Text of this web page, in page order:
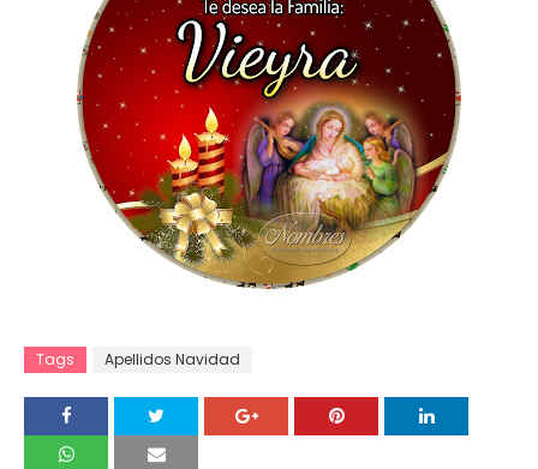
Tags Apellidos Navidad